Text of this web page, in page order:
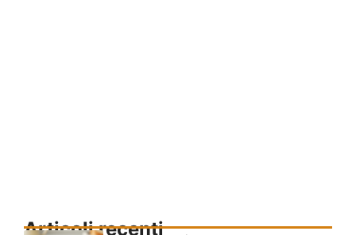
Articoli recenti